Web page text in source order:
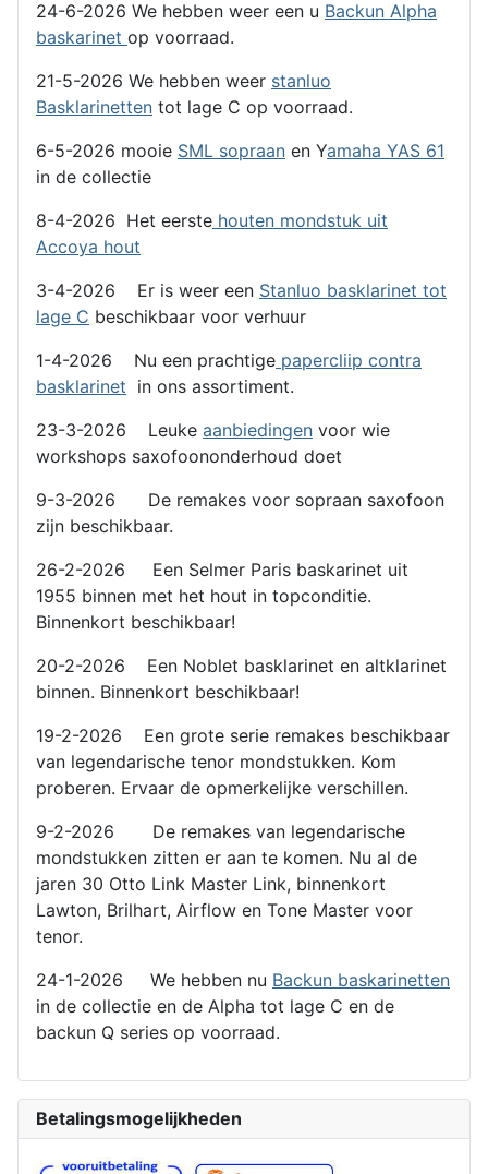
24-6-2026 We hebben weer een u Backun Alpha
baskarinet op voorraad.
21-5-2026 We hebben weer stanluo
Basklarinetten tot lage C op voorraad.
6-5-2026 mooie SML sopraan en Yamaha YAS 61
in de collectie
8-4-2026 Het eerste houten mondstuk uit
Accoya hout
3-4-2026 Er is weer een Stanluo basklarinet tot
lage C beschikbaar voor verhuur
1-4-2026 Nu een prachtige papercliip contra
basklarinet in ons assortiment.
23-3-2026 Leuke aanbiedingen voor wie
workshops saxofoononderhoud doet
9-3-2026 De remakes voor sopraan saxofoon
zijn beschikbaar.
26-2-2026 Een Selmer Paris baskarinet uit
1955 binnen met het hout in topconditie.
Binnenkort beschikbaar!
20-2-2026 Een Noblet basklarinet en altklarinet
binnen. Binnenkort beschikbaar!
19-2-2026 Een grote serie remakes beschikbaar
van legendarische tenor mondstukken. Kom
proberen. Ervaar de opmerkelijke verschillen.
9-2-2026 De remakes van legendarische
mondstukken zitten er aan te komen. Nu al de
jaren 30 Otto Link Master Link, binnenkort
Lawton, Brilhart, Airflow en Tone Master voor
tenor.
24-1-2026 We hebben nu Backun baskarinetten
in de collectie en de Alpha tot lage C en de
backun Q series op voorraad.
Betalingsmogelijkheden